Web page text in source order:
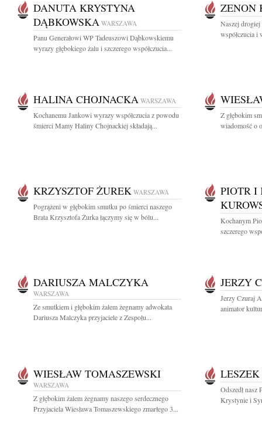
DANUTA KRYSTYNA
DĄBKOWSKA WARSZAWA
Panu Generałowi WP Tadeuszowi Dąbkowskiemu
wyrazy głębokiego żalu i szczerego współczucia...
ZENON
Naszej
współczucia i
HALINA CHOJNACKA WARSZAWA
Kochanemu Jankowi wyrazy współczucia z powodu
śmierci Mamy Haliny Chojnackiej składają...
Z głębokim
wiadomość o
KRZYSZTOF ŻUREK WARSZAWA
Pogrążeni w głębokim smutku po śmierci naszego
Brata Krzysztofa Żurka łączymy się w bólu...
PIOTR I
Kochanym
szczerego
DARIUSZA MALCZYKA
WARSZAWA
Ze smutkiem i głębokim żalem żegnamy adwokata
Dariusza Malczyka przyjaciele z Zespołu...
JERZY
Jerzy Czuraj
animator
WIESŁAW TOMASZEWSKI
WARSZAWA
Z głębokim żalem żegnamy naszego serdecznego
Przyjaciela Wiesława Tomaszewskiego zmarłego 3...
Odszedł
Krystynie i